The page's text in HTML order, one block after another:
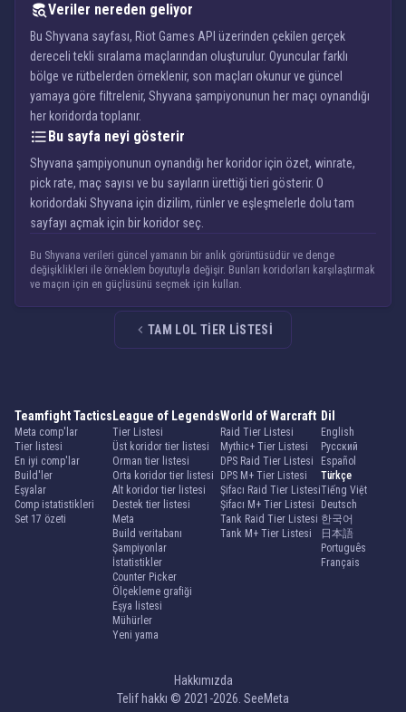
Veriler nereden geliyor
Bu Shyvana sayfası, Riot Games API üzerinden çekilen gerçek
dereceli tekli sıralama maçlarından oluşturulur. Oyuncular farklı
bölge ve rütbelerden örneklenir, son maçları okunur ve güncel
yamaya göre filtrelenir, Shyvana şampiyonunun her maçı oynandığı
her koridorda toplanır.
Bu sayfa neyi gösterir
Shyvana şampiyonunun oynandığı her koridor için özet, winrate,
pick rate, maç sayısı ve bu sayıların ürettiği tieri gösterir. O
koridordaki Shyvana için dizilim, rünler ve eşleşmelerle dolu tam
sayfayı açmak için bir koridor seç.
Bu Shyvana verileri güncel yamanın bir anlık görüntüsüdür ve denge
değişiklikleri ile örneklem boyutuyla değişir. Bunları koridorları karşılaştırmak
ve maçın için en güçlüsünü seçmek için kullan.
TAM LOL TIER LISTESI
Teamfight Tactics
Meta comp'lar
Tier listesi
En iyi comp'lar
Build'ler
Eşyalar
Comp istatistikleri
Set 17 özeti
League of Legends
Tier Listesi
Üst koridor tier listesi
Orman tier listesi
Orta koridor tier listesi
Alt koridor tier listesi
Destek tier listesi
Meta
Build veritabanı
Şampiyonlar
İstatistikler
Counter Picker
Ölçekleme grafiği
Eşya listesi
Mühürler
Yeni yama
World of Warcraft
Raid Tier Listesi
Mythic+ Tier Listesi
DPS Raid Tier Listesi
DPS M+ Tier Listesi
Şifacı Raid Tier Listesi
Şifacı M+ Tier Listesi
Tank Raid Tier Listesi
Tank M+ Tier Listesi
Dil
English
Русский
Español
Türkçe
Tiếng Việt
Deutsch
한국어
日本語
Português
Français
Hakkımızda
Telif hakkı © 2021-2026. SeeMeta